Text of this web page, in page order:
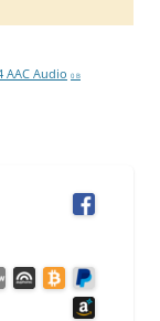
AAC Audio 0 B